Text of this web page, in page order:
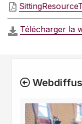
Télécharger la